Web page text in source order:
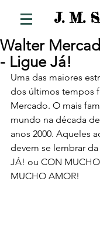
J. M.
Walter
- Ligue Já!
Uma das maiores
dos últimos tempos
Mercado. O mais
mundo na década
anos 2000. Aqueles
devem se lembrar
JÁ! ou CON
MUCHO AMOR!